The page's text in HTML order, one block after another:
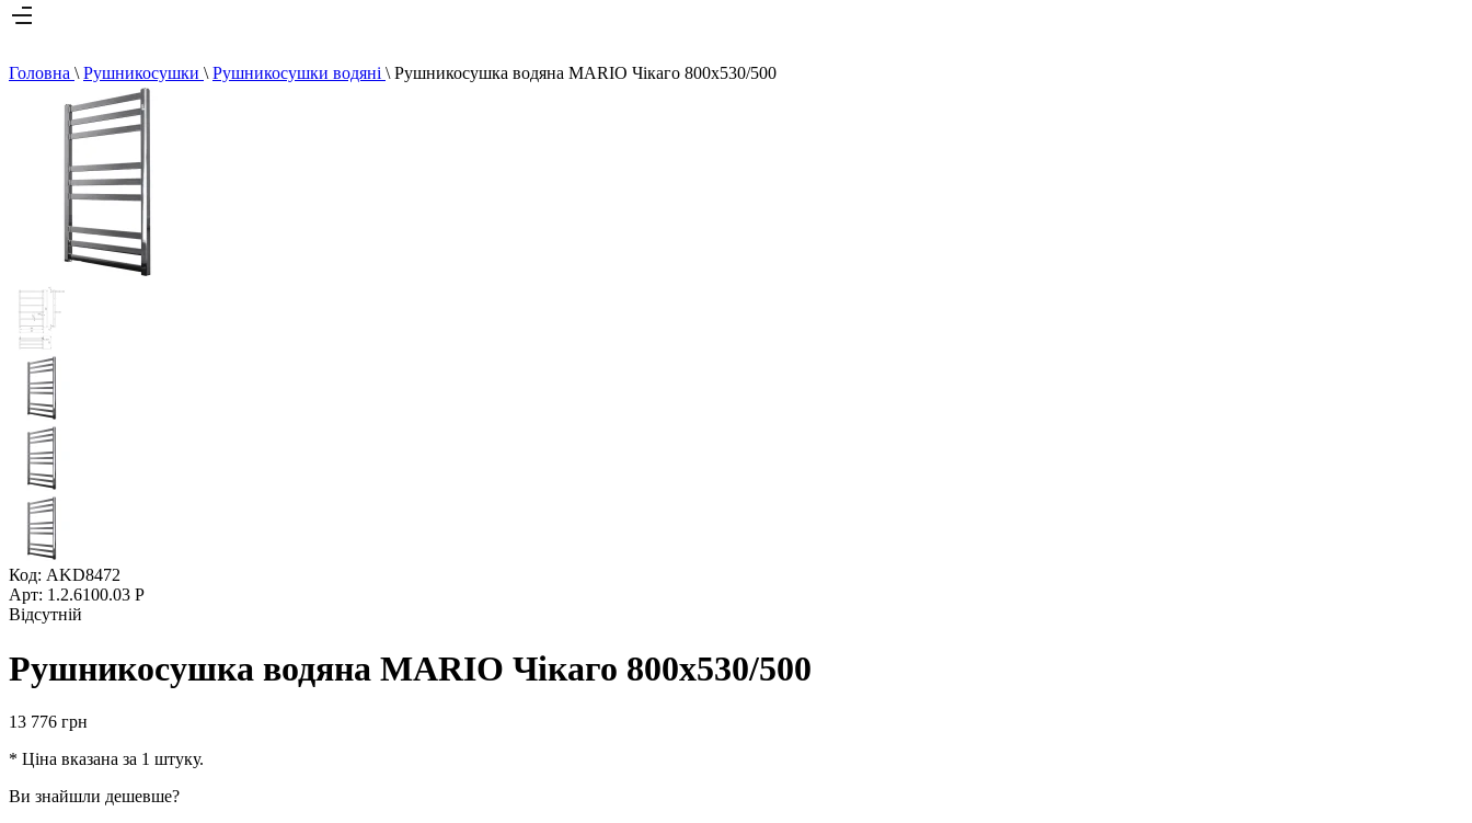
Головна \ Рушникосушки \ Рушникосушки водяні \ Рушникосушка водяна MARIO Чікаго 800х530/500
Код: AKD8472
Арт: 1.2.6100.03 Р
Відсутній
Рушникосушка водяна MARIO Чікаго 800х530/500
13 776 грн
* Ціна вказана за 1 штуку.
Ви знайшли дешевше?